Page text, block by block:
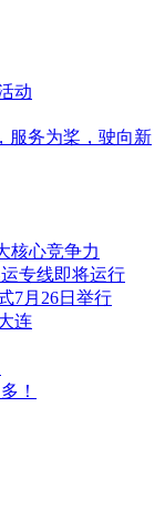
动
服务为桨，驶向新
核心竞争力
专线即将运行
7月26日举行
连
！